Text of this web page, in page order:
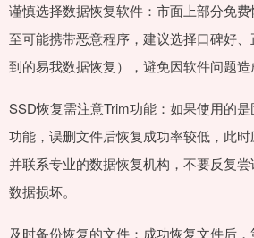
谨慎选择数据恢复软件：市面上部分免
至可能携带恶意程序，建议选择口碑好
到的易我数据恢复），避免因软件问题造
SSD恢复需注意Trim功能：如果使用的
功能，误删文件后恢复成功率较低，此时
并联系专业的数据恢复机构，不要反复
数据损坏。
及时备份恢复的文件：成功恢复文件后